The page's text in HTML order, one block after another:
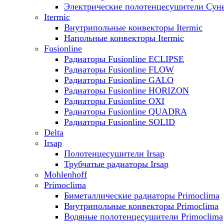
Электрические полотенцесушители
Itermic
Внутрипольные конвекторы Itermic
Напольные конвекторы Itermic
Fusionline
Радиаторы Fusionline ECLIPSE
Радиаторы Fusionline FLOW
Радиаторы Fusionline GALO
Радиаторы Fusionline HORIZON
Радиаторы Fusionline OXI
Радиаторы Fusionline QUADRA
Радиаторы Fusionline SOLID
Delta
Irsap
Полотенцесушители Irsap
Трубчатые радиаторы Irsap
Mohlenhoff
Primoclima
Биметаллические радиаторы Primoclima
Внутрипольные конвекторы Primoclima
Водяные полотенцесушители Primoclima